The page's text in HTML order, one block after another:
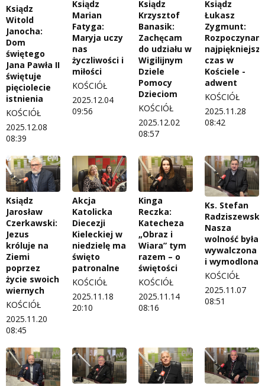
Ksiądz
Witold
Janocha:
Dom
świętego
Jana Pawła II
świętuje
pięciolecie
istnienia
KOŚCIÓŁ
2025.12.08
08:39
Ksiądz
Marian
Fatyga:
Maryja uczy
nas
życzliwości i
miłości
KOŚCIÓŁ
2025.12.04
09:56
Ksiądz
Krzysztof
Banasik:
Zachęcam
do udziału w
Wigilijnym
Dziele
Pomocy
Dzieciom
KOŚCIÓŁ
2025.12.02
08:57
Ksiądz
Łukasz
Zygmunt:
najpiękniejszy
czas w
Kościele -
adwent
KOŚCIÓŁ
2025.11.28
08:42
Ksiądz
Jarosław
Czerkawski:
Jezus
króluje na
Ziemi
poprzez
życie swoich
wiernych
KOŚCIÓŁ
2025.11.20
08:45
Akcja
Katolicka
Diecezji
Kieleckiej w
niedzielę ma
święto
patronalne
KOŚCIÓŁ
2025.11.18
20:10
Kinga
Reczka:
Katecheza
„Obraz i
Wiara” tym
razem – o
świętości
KOŚCIÓŁ
2025.11.14
08:16
Ks. Stefan
Radziszewski:
Nasza
wolność była
wywalczona
i wymodlona
KOŚCIÓŁ
2025.11.07
08:51